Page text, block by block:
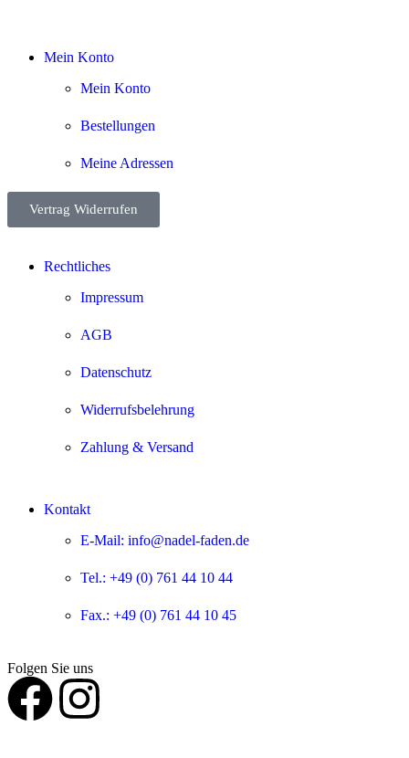
Mein Konto
Mein Konto
Bestellungen
Meine Adressen
Vertrag Widerrufen
Rechtliches
Impressum
AGB
Datenschutz
Widerrufsbelehrung
Zahlung & Versand
Kontakt
E-Mail: info@nadel-faden.de
Tel.: +49 (0) 761 44 10 44
Fax.: +49 (0) 761 44 10 45
Folgen Sie uns